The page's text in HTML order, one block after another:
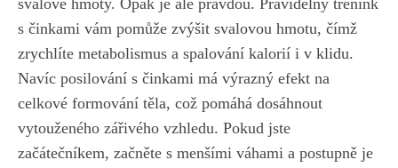
svalové hmoty. Opak je ale ⁣pravdou. Pravidelný ‌trénink
s činkami vám pomůže ⁢zvýšit svalovou⁣ hmotu, ‍čímž
⁤zrychlíte metabolismus a spalování kalorií ⁤i v klidu.
Navíc posilování s činkami‍ má výrazný efekt na
celkové formování​ těla, což pomáhá dosáhnout
vytouženého zářivého ‌vzhledu. Pokud ‌jste
začátečníkem, začněte s menšími váhami a postupně je